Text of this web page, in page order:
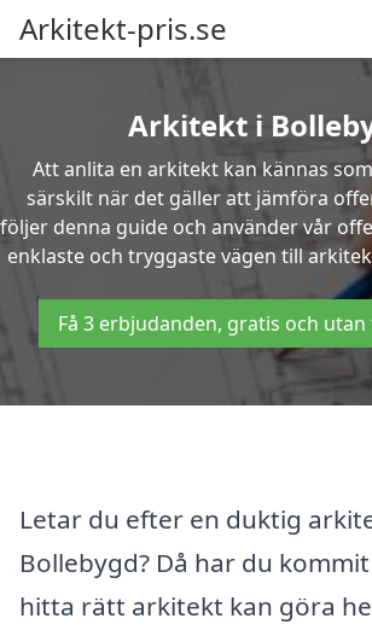
Arkitekt-pris.se
Arkitekt i
Att anlita en arkitekt kan kännas
särskilt när det gäller att jämföra
följer denna guide och använder vår
enklaste och tryggaste vägen till
Få 3 erbjudanden, gratis och
Letar du efter en duktig
Bollebygd? Då har du
hitta rätt arkitekt kan göra